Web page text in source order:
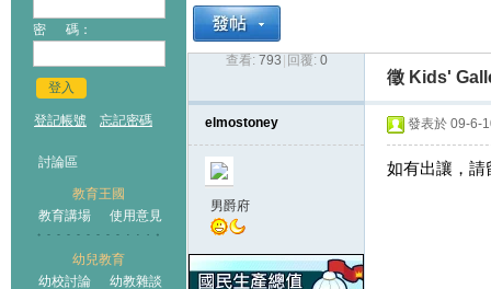
密 碼：
登入
登記帳號 忘記密碼
討論區
教育王國
教育講場
使用意見
幼兒教育
幼校討論
幼教雜談
›
查看: 793 回覆: 0
徵 Kids'
elmostoney
男爵府
發表於 09-6-
如有出讓，請